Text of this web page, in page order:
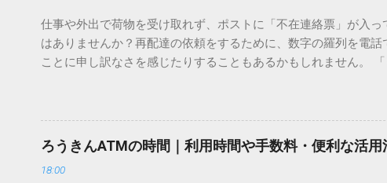
「Unicode（ユニコード）」や「JISコード」といった 文字コー
所」のような番号が割り振られています。変換候補に出ない文
び出すことができるのです。 2. Windows標準機能！文字コード
できます。 具体的な手順（Unicode入力） 入力したい文字の「
角」にする（※重要）。 **「20BB7」**と入力する。 直後にキ
力した数字が、一瞬で対応する漢字（例：𠮷）に変換されます
仕事や外出で荷物を受け取れず、ポストに「不在連絡票」が入
はありませんか？再配達の依頼をするために、数字の羅列を電
ことに申し訳なさを感じたりすることもあるかもしれません。
ビス「スマートクラブ」と、LINEや公式アプリの連携です。こ
なります。この記事では、忙しい毎日をサポートする便利な受
す。 佐川急便の再配達が劇的に変わる「スマートクラブ」とは
会員サービス「スマートクラブ」です。これは、荷物の配送状
す。 以前はウェブサイトを開いてログインする手間がありまし
ろうきんATMの時間｜利用時間や手数料・便利な活用
18:00